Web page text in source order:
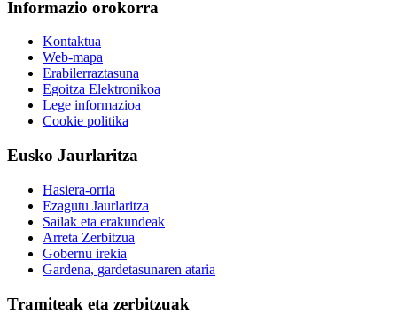
Informazio orokorra
Kontaktua
Web-mapa
Erabilerraztasuna
Egoitza Elektronikoa
Lege informazioa
Cookie politika
Eusko Jaurlaritza
Hasiera-orria
Ezagutu Jaurlaritza
Sailak eta erakundeak
Arreta Zerbitzua
Gobernu irekia
Gardena, gardetasunaren ataria
Tramiteak eta zerbitzuak